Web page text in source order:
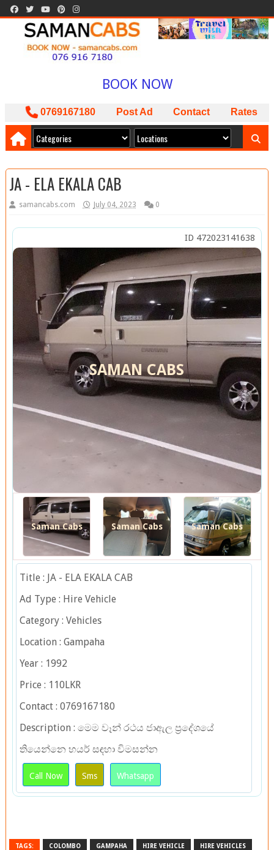
WELCOME TO
SAMAN CABS
ISLAND WIDE SERVICE
PACKAGES AVAILABLE
ඔබට අවශ්‍ය කාර් ලොරි බස් අඩුම මිලට
0769167180 Post Ad Contact Rates
JA - ELA EKALA CAB
samancabs.com July 04, 2023 0
ID 472023141638
SAMAN CABS
Saman Cabs Saman Cabs Saman Cabs
Title : JA - ELA EKALA CAB
Ad Type : Hire Vehicle
Category : Vehicles
Location : Gampaha
Year : 1992
Price : 110LKR
Contact : 0769167180
Description : මෙම වෑන් රථය ජාඇල ප්‍රදේශයේ
තියෙන්නෙ හයර් සඳහා විමසන්න
Call Now Sms Whatsapp
TAGS: COLOMBO GAMPAHA HIRE VEHICLE HIRE VEHICLES